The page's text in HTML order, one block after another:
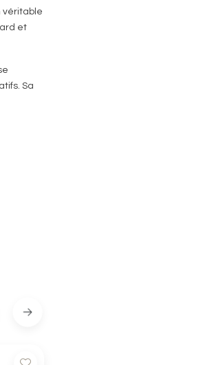
véritable
et
Sa